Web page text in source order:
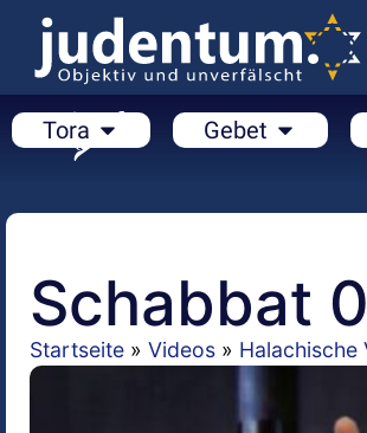
Tora Gebet
Schabbat
Startseite » Videos » Halachische